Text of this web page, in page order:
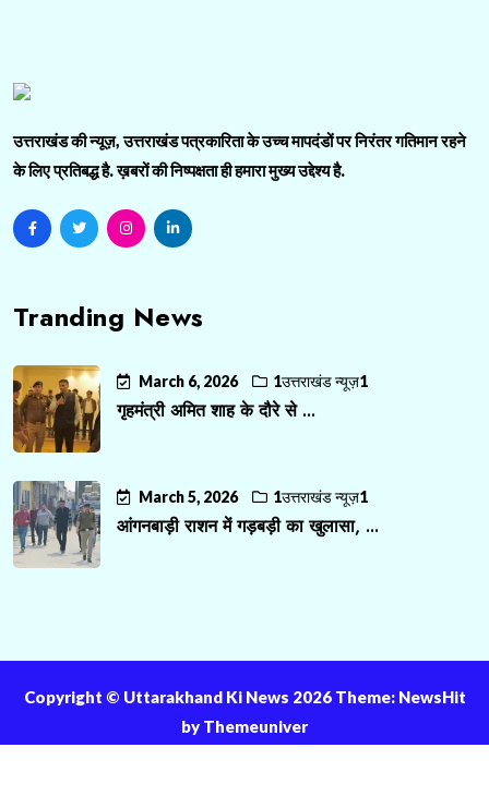
उत्तराखंड की न्यूज़, उत्तराखंड पत्रकारिता के उच्च मापदंडों पर निरंतर गतिमान रहने
के लिए प्रतिबद्ध है. ख़बरों की निष्पक्षता ही हमारा मुख्य उद्देश्य है.
Tranding News
March 6, 2026 1उत्तराखंड न्यूज़1
गृहमंत्री अमित शाह के दौरे से ...
March 5, 2026 1उत्तराखंड न्यूज़1
आंगनबाड़ी राशन में गड़बड़ी का खुलासा, ...
Copyright ©️ Uttarakhand Ki News 2026 Theme: NewsHit
by Themeuniver